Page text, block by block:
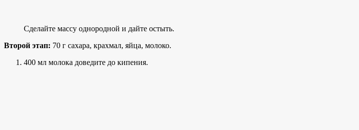
Сделайте массу однородной и дайте остыть.
Второй этап: 70 г сахара, крахмал, яйца, молоко.
400 мл молока доведите до кипения.